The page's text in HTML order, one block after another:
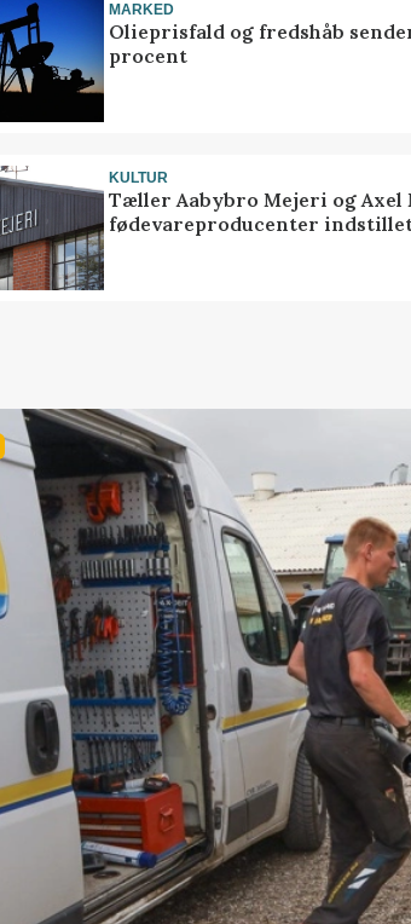
MARKED
Olieprisfald og fredshåb
procent
KULTUR
Tæller Aabybro Mejeri og Axel
fødevareproducenter